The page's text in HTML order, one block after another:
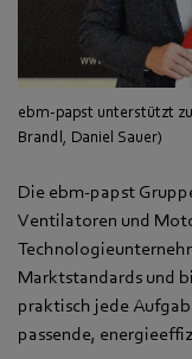
ebm-papst unterstützt
Brandl, Daniel Sauer)
Die ebm-papst
Ventilatoren und
Marktstandards und
praktisch jede
passende,